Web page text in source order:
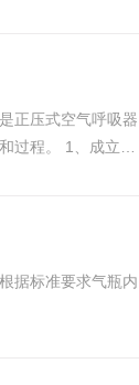
正压式空气呼吸器
成立独
据标准要求气瓶内